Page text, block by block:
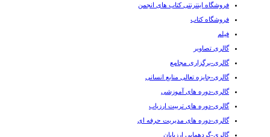
فروشگاه اینترنتی کتاب های انجمن
فروشگاه کتاب
فیلم
گالری تصاویر
گالری-برگزاری مجامع
گالری-جایزه تعالی منابع انسانی
گالری-دوره های آموزشی
گالری-دوره های تربیت ارزیاب
گالری-دوره های مدیریت حرفه ای
گالری-گردهمایی ارزیابان